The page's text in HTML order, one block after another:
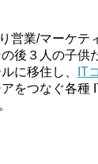
営業/マーケテ
後３人の子供
に移住し、
IT
をつなぐ各種